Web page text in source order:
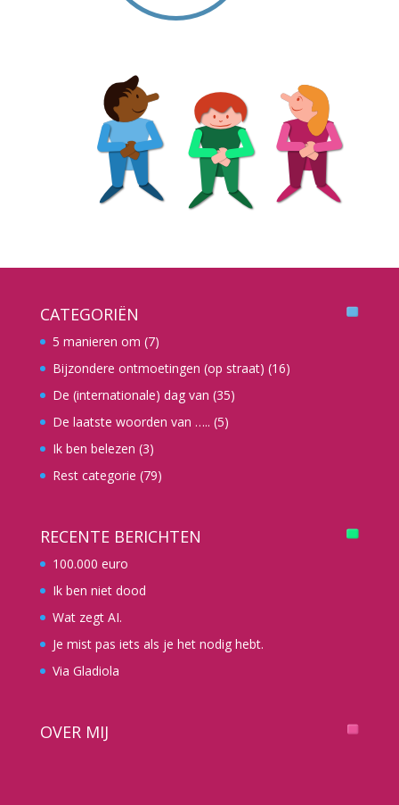
CATEGORIËN
5 manieren om (7)
Bijzondere ontmoetingen (op straat) (16)
De (internationale) dag van (35)
De laatste woorden van ….. (5)
Ik ben belezen (3)
Rest categorie (79)
RECENTE BERICHTEN
100.000 euro
Ik ben niet dood
Wat zegt AI.
Je mist pas iets als je het nodig hebt.
Via Gladiola
OVER MIJ